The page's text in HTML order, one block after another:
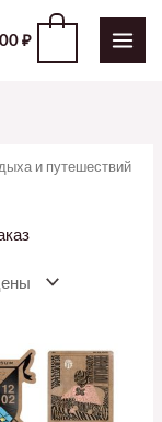
₽
и путешествий